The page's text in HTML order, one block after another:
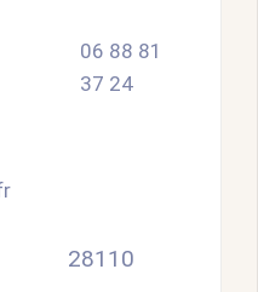
06 88 81
37 24
28110